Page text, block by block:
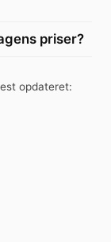
priser?
opdateret: